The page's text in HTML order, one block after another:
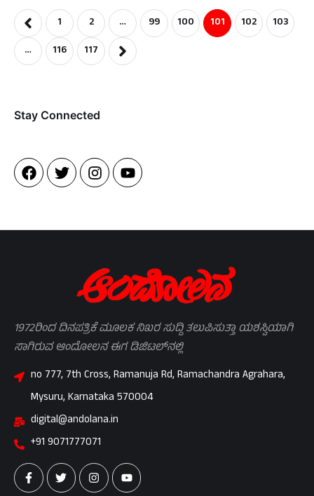
1 2 … 99 100 101 102
103
…
116 117
Stay Connected​
1972ರಿಂದ ದಿನಪತ್ರಿಕೆ ಮೂಲಕ ನಿಖರ ಸುದ್ದಿ ತಲುಪಿಸುತ್ತಾ ಯಶಸ್ವಿಯಾಗಿ
ಸಾಗಿರುವ ಆಂದೋಲನ ಈಗ ಡಿಜಿಟಲ್‌ನಲ್ಲಿ
no 777, 7th Cross, Ramanuja Rd, Ramachandra Agrahara,
Mysuru, Karnataka 570004
digital@andolana.in
+91 9071777071